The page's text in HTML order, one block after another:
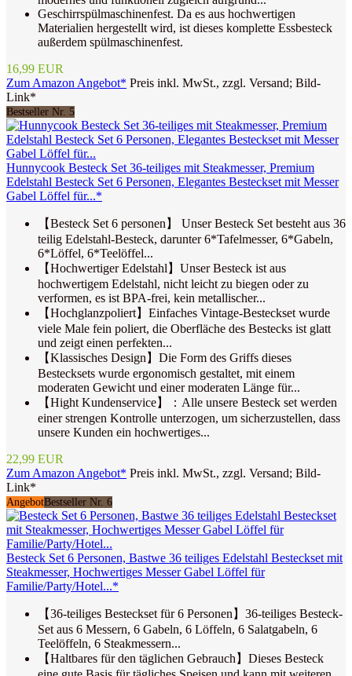
Geschirrspülmaschinenfest. Da es aus hochwertigen
Materialien hergestellt wird, ist dieses komplette Essbesteck
außerdem spülmaschinenfest.
16,99 EUR
Zum Amazon Angebot* Preis inkl. MwSt., zzgl. Versand; Bild-
Link*
Bestseller Nr. 5
Hunnycook Besteck Set 36-teiliges mit Steakmesser, Premium
Edelstahl Besteck Set 6 Personen, Elegantes Besteckset mit Messer
Gabel Löffel für...*
【Besteck Set 6 personen】 Unser Besteck Set besteht aus 36
teilig Edelstahl-Besteck, darunter 6*Tafelmesser, 6*Gabeln,
6*Löffel, 6*Teelöffel...
【Hochwertiger Edelstahl】Unser Besteck ist aus
hochwertigem Edelstahl, nicht leicht zu biegen oder zu
verformen, es ist BPA-frei, kein metallischer...
【Hochglanzpoliert】Einfaches Vintage-Besteckset wurde
viele Male fein poliert, die Oberfläche des Bestecks ist glatt
und zeigt einen perfekten...
【Klassisches Design】Die Form des Griffs dieses
Bestecksets wurde ergonomisch gestaltet, mit einem
moderaten Gewicht und einer moderaten Länge für...
【Hight Kundenservice】：Alle unsere Besteck set werden
einer strengen Kontrolle unterzogen, um sicherzustellen, dass
unsere Kunden ein hochwertiges...
22,99 EUR
Zum Amazon Angebot* Preis inkl. MwSt., zzgl. Versand; Bild-
Link*
AngebotBestseller Nr. 6
Besteck Set 6 Personen, Bastwe 36 teiliges Edelstahl Besteckset mit
Steakmesser, Hochwertiges Messer Gabel Löffel für
Familie/Party/Hotel...*
【36-teiliges Besteckset für 6 Personen】36-teiliges Besteck-
Set aus 6 Messern, 6 Gabeln, 6 Löffeln, 6 Salatgabeln, 6
Teelöffeln, 6 Steakmessern...
【Haltbares für den täglichen Gebrauch】Dieses Besteck